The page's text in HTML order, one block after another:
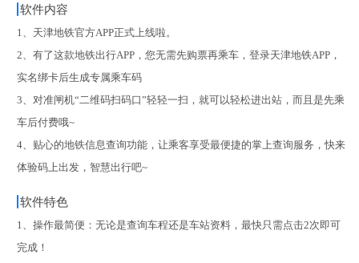
软件内容
1、天津地铁官方APP正式上线啦。
2、有了这款地铁出行APP，您无需先购票再乘车，登录天津地铁APP，
实名绑卡后生成专属乘车码
3、对准闸机“二维码扫码口”轻轻一扫，就可以轻松进出站，而且是先乘
车后付费哦~
4、贴心的地铁信息查询功能，让乘客享受最便捷的掌上查询服务，快来
体验码上出发，智慧出行吧~
软件特色
1、操作最简便：无论是查询车程还是车站资料，最快只需点击2次即可
完成！